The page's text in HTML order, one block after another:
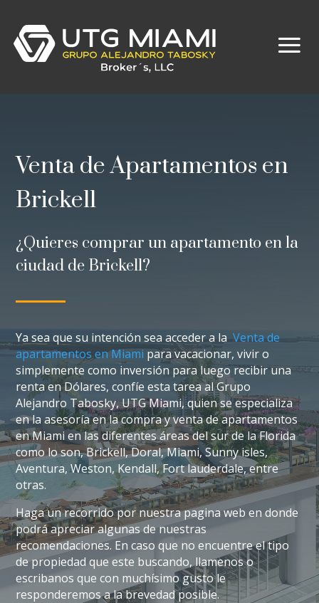
Venta de Apartamentos en
Brickell
¿Quieres comprar un apartamento en la
ciudad de Brickell?
Ya sea que su intención sea acceder a laVenta de
apartamentos en Miami para vacacionar, vivir o
simplemente como inversión para luego recibir una
renta en Dólares, confíe esta tarea al Grupo
Alejandro Tabosky, UTG Miami, quien se especializa
en la asesoría en la compra y venta de apartamentos
en Miami en las diferentes áreas del sur de la Florida
como lo son, Brickell, Doral, Miami, Sunny isles,
Aventura, Weston, Kendall, Fort lauderdale, entre
otras.
Haga un recorrido por nuestra pagina web en donde
podrá apreciar algunas de nuestras
recomendaciones. En caso que no encuentre el tipo
de propiedad que este buscando, llamenos o
escribanos que con muchísimo gusto le
responderemos a la brevedad posible.